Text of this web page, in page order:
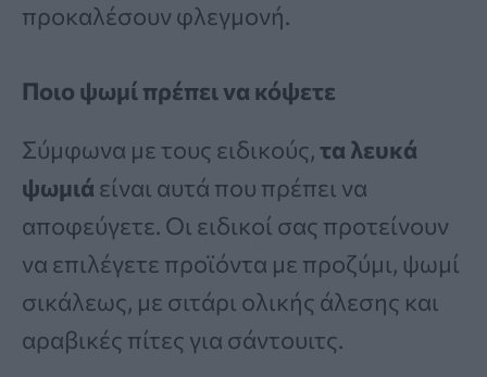
προκαλέσουν φλεγμονή.
Ποιο ψωμί πρέπει να κόψετε
Σύμφωνα με τους ειδικούς,τα λευκά
ψωμιά είναι αυτά που πρέπει να
αποφεύγετε. Οι ειδικοί σας προτείνουν
να επιλέγετε προϊόντα με προζύμι, ψωμί
σικάλεως, με σιτάρι ολικής άλεσης και
αραβικές πίτες για σάντουιτς.